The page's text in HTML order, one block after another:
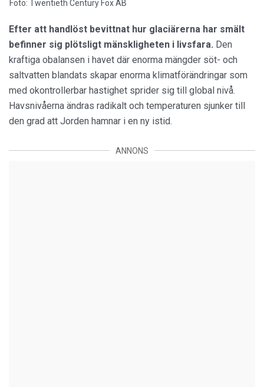
Foto: Twentieth Century Fox AB
Efter att handlöst bevittnat hur glaciärerna har smält
befinner sig plötsligt mänskligheten i livsfara. Den
kraftiga obalansen i havet där enorma mängder söt- och
saltvatten blandats skapar enorma klimatförändringar som
med okontrollerbar hastighet sprider sig till global nivå.
Havsnivåerna ändras radikalt och temperaturen sjunker till
den grad att Jorden hamnar i en ny istid.
ANNONS